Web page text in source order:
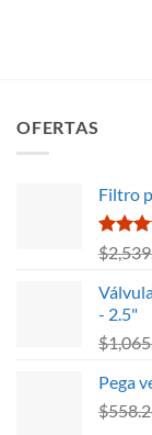
OFERTAS
Filtro
con
de 5
$
- 2.5"
$
Pega
$